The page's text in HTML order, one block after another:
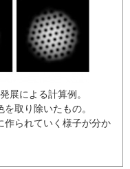
展による計算例。
取り除いたもの。
作られていく様子が分か